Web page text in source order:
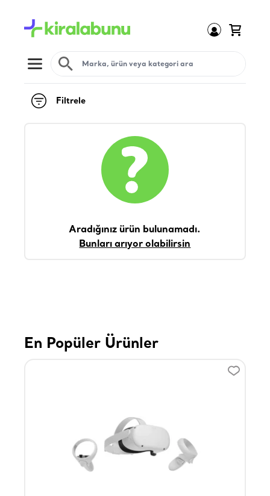
Open menu
Filtrele
Aradığınız ürün bulunamadı.
Bunları arıyor olabilirsin
En Popüler Ürünler